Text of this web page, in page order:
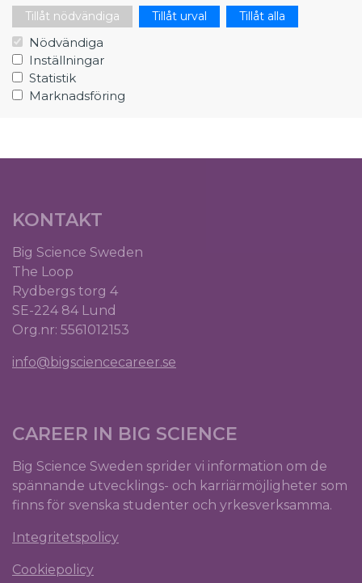
Tillåt nödvändiga Tillåt urval Tillåt alla
Nödvändiga
Inställningar
Statistik
Marknadsföring
2023-05-26
Sök CERN:s administrativa
studentprogram
KONTAKT
Big Science Sweden
The Loop
Rydbergs torg 4
SE-224 84 Lund
Org.nr: 5561012153
info@bigsciencecareer.se
CAREER IN BIG SCIENCE
Big Science Sweden sprider vi information om de
spännande utvecklings- och karriärmöjligheter som
finns för svenska studenter och yrkesverksamma.
Integritetspolicy
Cookiepolicy